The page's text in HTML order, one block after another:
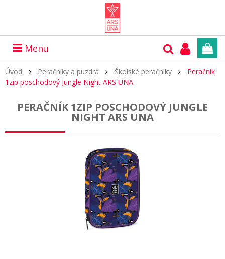
Menu
Úvod Peračníky a puzdrá Školské peračníky
Peračník
1zip poschodový Jungle Night ARS UNA
PERAČNÍK 1ZIP POSCHODOVÝ JUNGLE
NIGHT ARS UNA